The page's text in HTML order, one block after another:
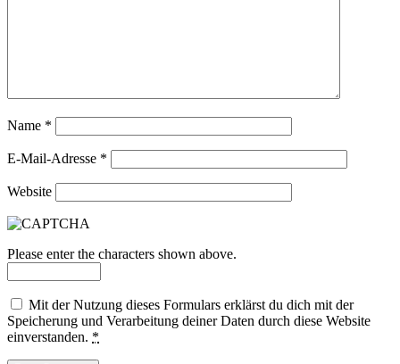
Name *
E-Mail-Adresse *
Website
Please enter the characters shown above.
Mit der Nutzung dieses Formulars erklärst du dich mit der
Speicherung und Verarbeitung deiner Daten durch diese Website
einverstanden. *